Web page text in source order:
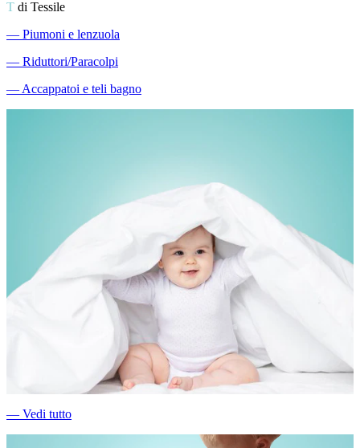
T di Tessile
― Piumoni e lenzuola
― Riduttori/Paracolpi
―Accappatoi e teli bagno
― Vedi tutto